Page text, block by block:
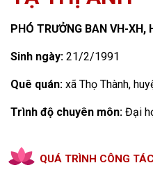
PHÓ TRƯỞNG BAN VH-
Sinh ngày: 21/2/1991
Quê quán: xã Thọ Thành,
Trình độ chuyên môn: Đại
QUÁ TRÌNH CÔNG TÁC